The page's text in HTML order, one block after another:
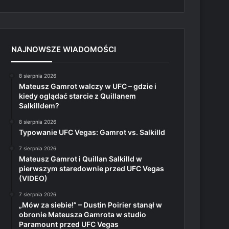
NAJNOWSZE WIADOMOŚCI
8 sierpnia 2026
Mateusz Gamrot walczy w UFC – gdzie i
kiedy oglądać starcie z Quillanem
Salkilldem?
8 sierpnia 2026
Typowanie UFC Vegas: Gamrot vs. Salkilld
7 sierpnia 2026
Mateusz Gamrot i Quillan Salkilld w
pierwszym staredownie przed UFC Vegas
(VIDEO)
7 sierpnia 2026
„Mów za siebie!” – Dustin Poirier stanął w
obronie Mateusza Gamrota w studio
Paramount przed UFC Vegas